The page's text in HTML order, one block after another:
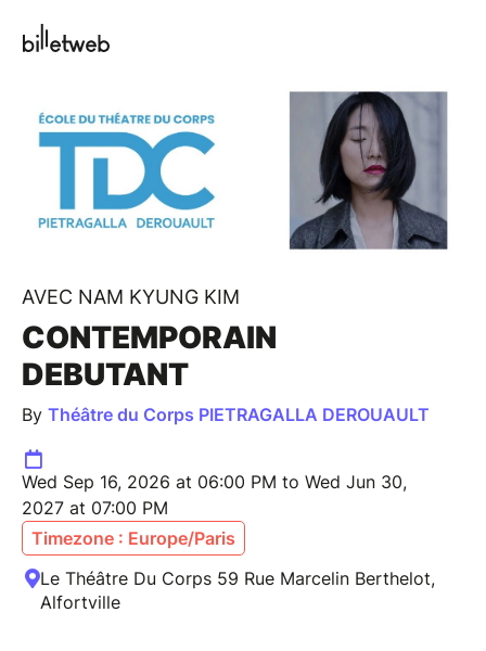
AVEC NAM KYUNG KIM
CONTEMPORAIN
DEBUTANT
By Théâtre du Corps PIETRAGALLA DEROUAULT
Wed Sep 16, 2026 at 06:00 PM to Wed Jun 30,
2027 at 07:00 PM
Timezone : Europe/Paris
Le Théâtre Du Corps 59 Rue Marcelin Berthelot,
Alfortville